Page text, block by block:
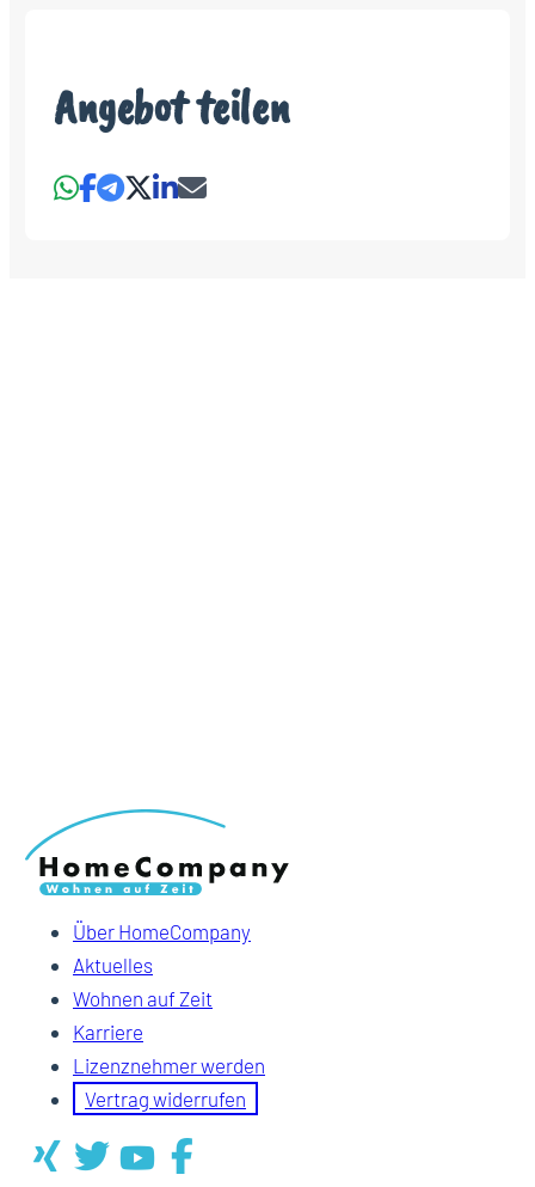
Angebot teilen
Über HomeCompany
Aktuelles
Wohnen auf Zeit
Karriere
Lizenznehmer werden
Vertrag widerrufen